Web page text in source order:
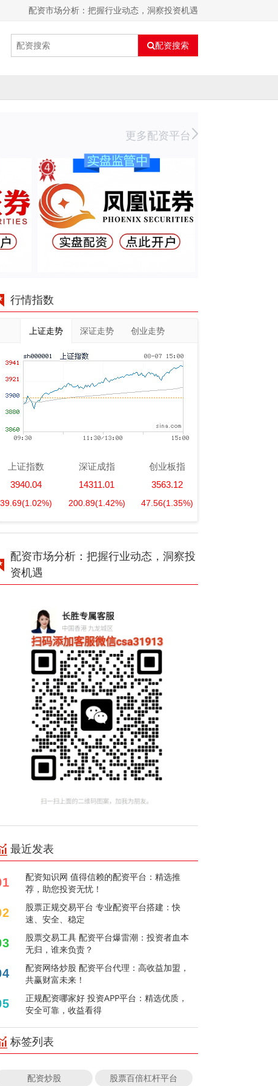
配资市场分析：把握行业动态，洞察投资机遇
配资搜索
更多配资平台
行情指数
上证走势 深证走势 创业走势
上证指数
3940.04
39.69(1.02%)
深证成指
14311.01
200.89(1.42%)
创业板指
3563.12
47.56(1.35%)
配资市场分析：把握行业动态，洞察投
资机遇
最近发表
配资知识网 值得信赖的配资平台：精选推
荐，助您投资无忧！
股票正规交易平台 专业配资平台搭建：快
速、安全、稳定
股票交易工具 配资平台爆雷潮：投资者血本
无归，谁来负责？
配资网络炒股 配资平台代理：高收益加盟，
共赢财富未来！
正规配资哪家好 投资APP平台：精选优质，
安全可靠，收益看得
标签列表
配资炒股 股票百倍杠杆平台